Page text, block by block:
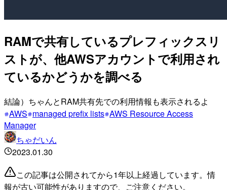
RAMで共有しているプレフィックスリ
ストが、他AWSアカウントで利用され
ているかどうかを調べる
結論）ちゃんとRAM共有先での利用情報も表示されるよ
AWS managed prefix lists AWS Resource Access
Manager
ちゃだいん
2023.01.30
この記事は公開されてから1年以上経過しています。情
報が古い可能性がありますので、ご注意ください。